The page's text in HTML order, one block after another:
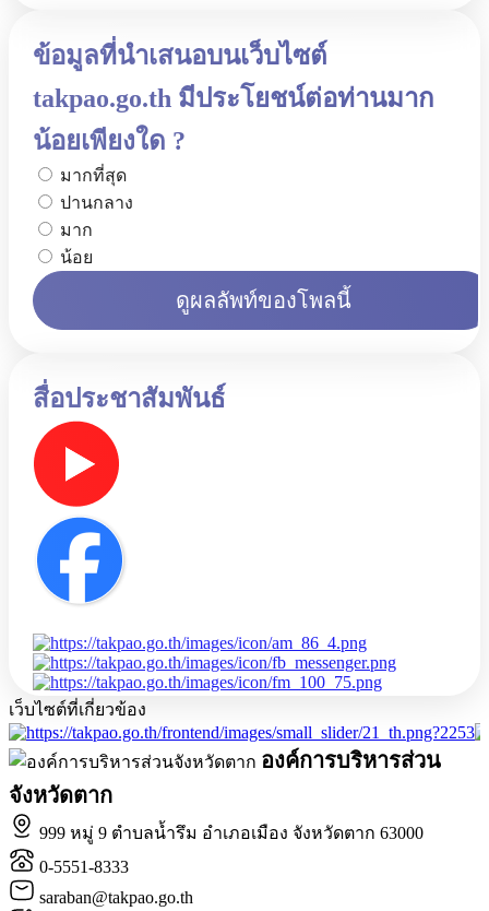
ข้อมูลที่นำเสนอบนเว็บไซต์
takpao.go.th มีประโยชน์ต่อท่านมาก
น้อยเพียงใด ?
มากที่สุด
ปานกลาง
มาก
น้อย
ดูผลลัพท์ของโพลนี้
สื่อประชาสัมพันธ์
เว็บไซต์ที่เกี่ยวข้อง
องค์การบริหารส่วน
จังหวัดตาก
999 หมู่ 9 ตำบลน้ำรึม อำเภอเมือง จังหวัดตาก 63000
0-5551-8333
saraban@takpao.go.th